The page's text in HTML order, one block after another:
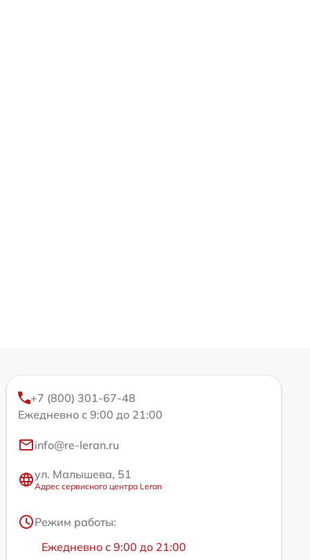
+7 (800) 301-67-48
Ежедневно с 9:00 до 21:00
info@re-leran.ru
ул. Малышева, 51
Адрес сервисного центра Leran
Режим работы:
Ежедневно с 9:00 до 21:00